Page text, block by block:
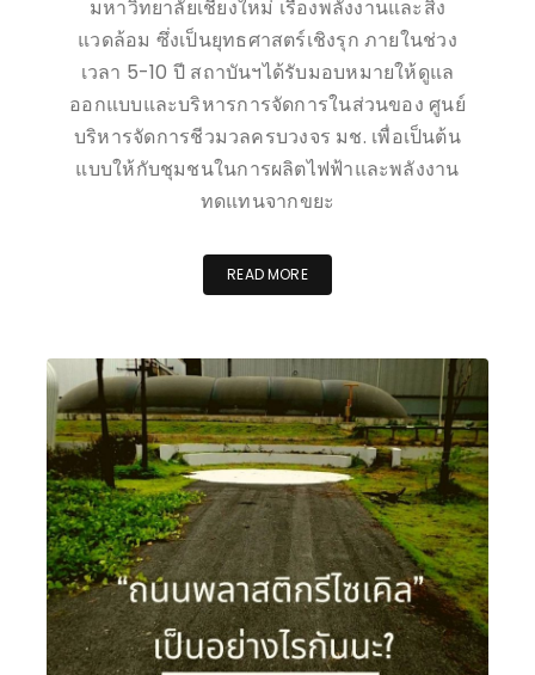
มหาวิทยาลัยเชียงใหม่ เรื่องพลังงานและสิ่ง
แวดล้อม ซึ่งเป็นยุทธศาสตร์เชิงรุก ภายในช่วง
เวลา 5-10 ปี สถาบันฯได้รับมอบหมายให้ดูแล
ออกแบบและบริหารการจัดการในส่วนของ ศูนย์
บริหารจัดการชีวมวลครบวงจร มช. เพื่อเป็นต้น
แบบให้กับชุมชนในการผลิตไฟฟ้าและพลังงาน
ทดแทนจากขยะ
READ MORE